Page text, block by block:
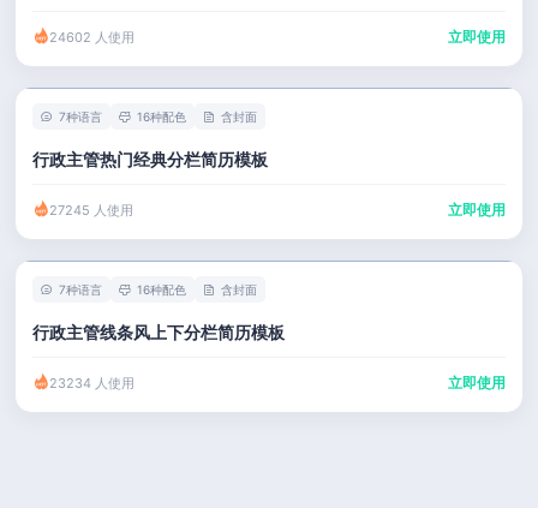
24602 人使用 立即使用
7种语言 16种配色 含封面
行政主管热门经典分栏简历模板
27245 人使用 立即使用
7种语言 16种配色 含封面
行政主管线条风上下分栏简历模板
23234 人使用 立即使用